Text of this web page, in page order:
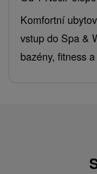
Komfortní
vstup do Spa &
bazény, fitness